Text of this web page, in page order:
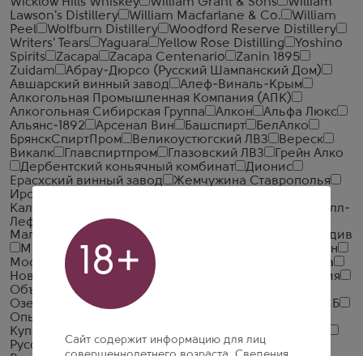
Lawson's Distillery
William Macfarlane & Co.
William
Peel
Wolfburn Distillery
Woodford Reserve Distillery
Writers' Tears
Yaguara Yellow Rose Distilling
Yoshino
Spirits
Zacapa Zacapa Centenario
Zanin 1895
Zuidam
Абрау-Дюрсо (Русский Шампанский Дом)
Авшарский винный завод
Алеф-Виналь-Крым
Алкогольная Промышленная Компания (АПК)
Алкогольная Сибирская Группа
Алкон
Альфа Люкс
Альянс-1892
Арсенал Вин Башспирт
БелАлко
БрянскСпиртПром
Великоустюгский ЛВЗ
Вереск
Викалк
Главспиртпром Глазовский ЛВЗ
Грейн Алко
Дербентский коньячный комбинат
Дионис
Ерасхский винный завод
Жемчужина Ставрополья
Иронсан
Калужский Кристалл
Кристалл-
Лефортово ГК
Ладога
Малиновщизненский Спиртоводочный Завод Аквадив
Минск Кристалл
Минский завод виноградных вин
Московский завод Кристалл
Нива
Новокубанское
Объединенная Водочная Компания
Объединенные Пензенские Водочные Заводы
Озерский спиртоводочный завод (ОСВЗ)
ООО ССБ
Опытный завод НИВА
Купажный Завод
Русский Алкоголь (Руст Россия)
Русский Север
18+
Сайт содержит информацию для лиц